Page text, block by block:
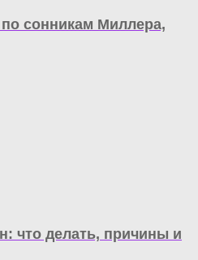
сонникам Миллера,
что делать, причины и